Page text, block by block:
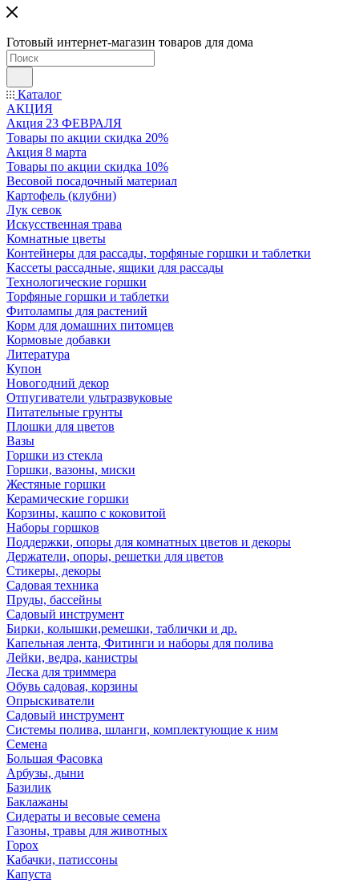
Готовый интернет-магазин товаров для дома
Каталог
АКЦИЯ
Акция 23 ФЕВРАЛЯ
Товары по акции скидка 20%
Акция 8 марта
Товары по акции скидка 10%
Весовой посадочный материал
Картофель (клубни)
Лук севок
Искусственная трава
Комнатные цветы
Контейнеры для рассады, торфяные горшки и таблетки
Кассеты рассадные, ящики для рассады
Технологические горшки
Торфяные горшки и таблетки
Фитолампы для растений
Корм для домашних питомцев
Кормовые добавки
Литература
Купон
Новогодний декор
Отпугиватели ультразвуковые
Питательные грунты
Плошки для цветов
Вазы
Горшки из стекла
Горшки, вазоны, миски
Жестяные горшки
Керамические горшки
Корзины, кашпо с коковитой
Наборы горшков
Поддержки, опоры для комнатных цветов и декоры
Держатели, опоры, решетки для цветов
Стикеры, декоры
Садовая техника
Пруды, бассейны
Садовый инструмент
Бирки, колышки,ремешки, таблички и др.
Капельная лента, Фитинги и наборы для полива
Лейки, ведра, канистры
Леска для триммера
Обувь садовая, корзины
Опрыскиватели
Садовый инструмент
Системы полива, шланги, комплектующие к ним
Семена
Большая Фасовка
Арбузы, дыни
Базилик
Баклажаны
Сидераты и весовые семена
Газоны, травы для животных
Горох
Кабачки, патиссоны
Капуста